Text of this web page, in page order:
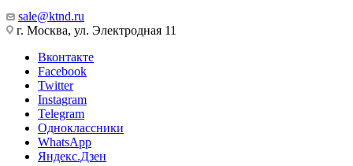
sale@ktnd.ru
г. Москва, ул. Электродная 11
Вконтакте
Facebook
Twitter
Instagram
Telegram
Одноклассники
WhatsApp
Яндекс.Дзен